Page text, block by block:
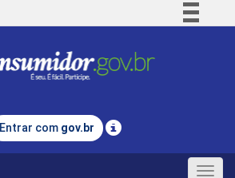
Comunica BR
Legislação
Entrar com gov.br
Toggle